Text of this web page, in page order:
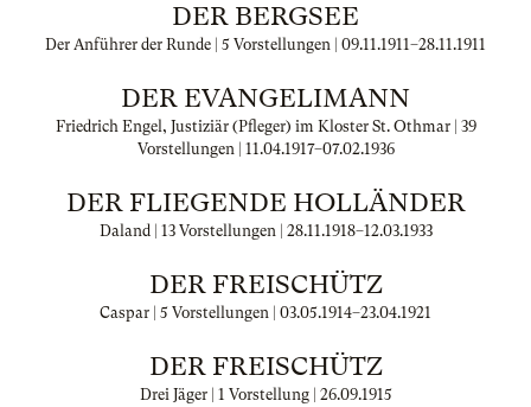
DER BERGSEE
Der Anführer der Runde | 5 Vorstellungen | 09.11.1911–28.11.1911
DER EVANGELIMANN
Friedrich Engel, Justiziär (Pfleger) im Kloster St. Othmar | 39
Vorstellungen | 11.04.1917–07.02.1936
DER FLIEGENDE HOLLÄNDER
Daland | 13 Vorstellungen | 28.11.1918–12.03.1933
DER FREISCHÜTZ
Caspar | 5 Vorstellungen | 03.05.1914–23.04.1921
DER FREISCHÜTZ
Drei Jäger | 1 Vorstellung | 26.09.1915